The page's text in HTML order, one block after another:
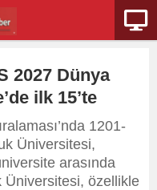
2027 Dünya
ilk 15’te
1201-
Üniversitesi,
arasında
Üniversitesi, özellikle